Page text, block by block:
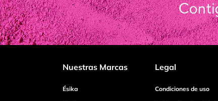
Título
Tu nombre
Nuestras Marcas
Ésika
Legal
Condiciones de uso